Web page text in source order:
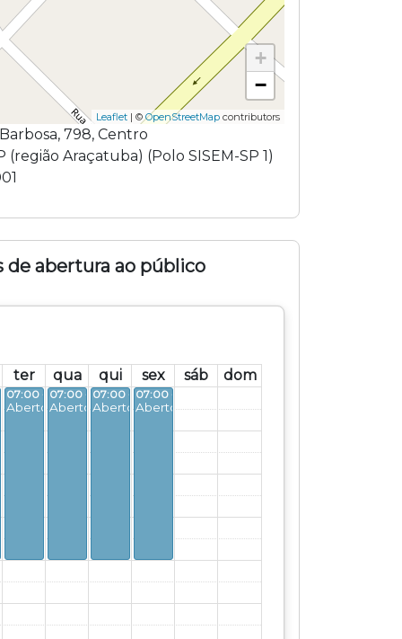
+
−
Leaflet | ©OpenStreetMap contributors
, 798, Centro
(região Araçatuba) (Polo SISEM-SP 1)
de abertura ao público
ter qua qui sex sáb dom
07:00 - 11:00
Aberto
07:00 - 11:00
Aberto
07:00 - 11:00
Aberto
07:00 - 11:00
Aberto